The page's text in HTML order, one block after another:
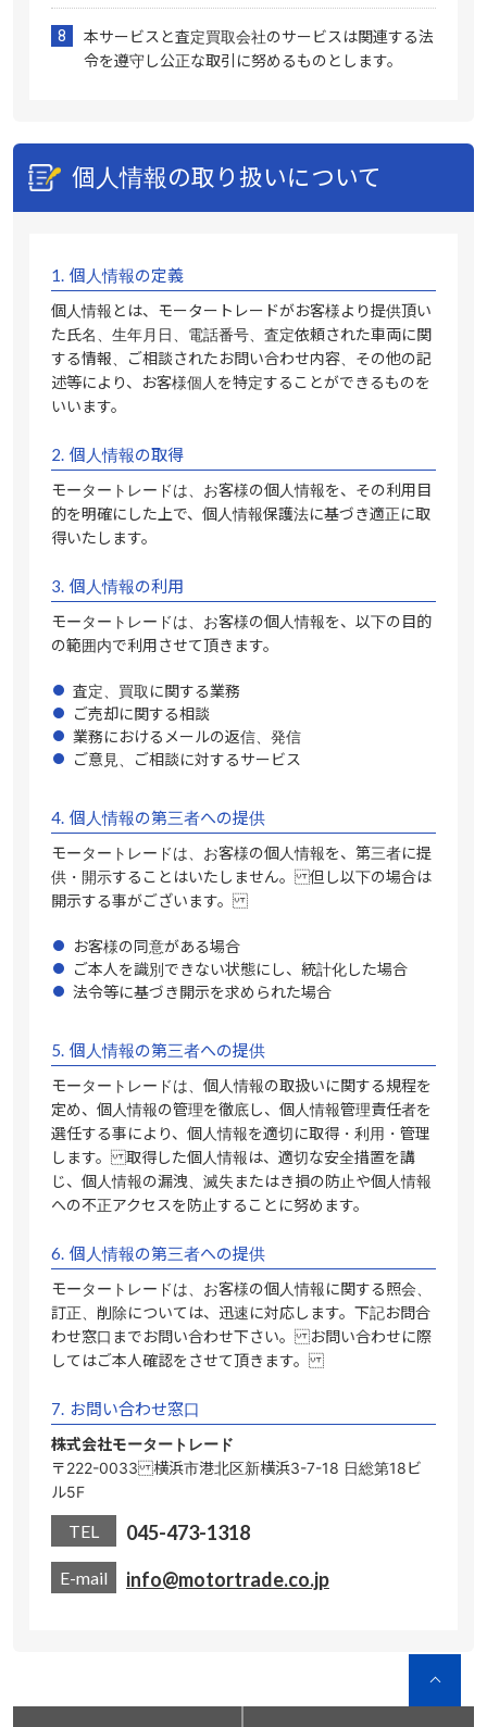
本サービスと査定買取会社のサービスは関連する法
令を遵守し公正な取引に努めるものとします。
個人情報の取り扱いについて
1. 個人情報の定義
個人情報とは、モータートレードがお客様より提供頂い
た氏名、生年月日、電話番号、査定依頼された車両に関
する情報、ご相談されたお問い合わせ内容、その他の記
述等により、お客様個人を特定することができるものを
いいます。
2. 個人情報の取得
モータートレードは、お客様の個人情報を、その利用目
的を明確にした上で、個人情報保護法に基づき適正に取
得いたします。
3. 個人情報の利用
モータートレードは、お客様の個人情報を、以下の目的
の範囲内で利用させて頂きます。
査定、買取に関する業務
ご売却に関する相談
業務におけるメールの返信、発信
ご意見、ご相談に対するサービス
4. 個人情報の第三者への提供
モータートレードは、お客様の個人情報を、第三者に提
供・開示することはいたしません。 但し以下の場合は
開示する事がございます。
お客様の同意がある場合
ご本人を識別できない状態にし、統計化した場合
法令等に基づき開示を求められた場合
5. 個人情報の第三者への提供
モータートレードは、個人情報の取扱いに関する規程を
定め、個人情報の管理を徹底し、個人情報管理責任者を
選任する事により、個人情報を適切に取得・利用・管理
します。 取得した個人情報は、適切な安全措置を講
じ、個人情報の漏洩、滅失またはき損の防止や個人情報
への不正アクセスを防止することに努めます。
6. 個人情報の第三者への提供
モータートレードは、お客様の個人情報に関する照会、
訂正、削除については、迅速に対応します。下記お問合
わせ窓口までお問い合わせ下さい。 お問い合わせに際
してはご本人確認をさせて頂きます。
7. お問い合わせ窓口
株式会社モータートレード
〒222-0033 横浜市港北区新横浜3-7-18 日総第18ビ
ル5F
TEL 045-473-1318
E-mail info@motortrade.co.jp